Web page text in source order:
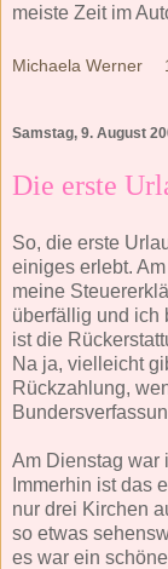
meiste Zeit im
Michaela Werner
Samstag, 9. August
Die erste
So, die erste
einiges erlebt.
meine
überfällig und ich
ist die
Na ja, vielleicht
Rückzahlung,
Am Dienstag war
Immerhin ist das
nur drei Kirchen
so etwas
es war ein